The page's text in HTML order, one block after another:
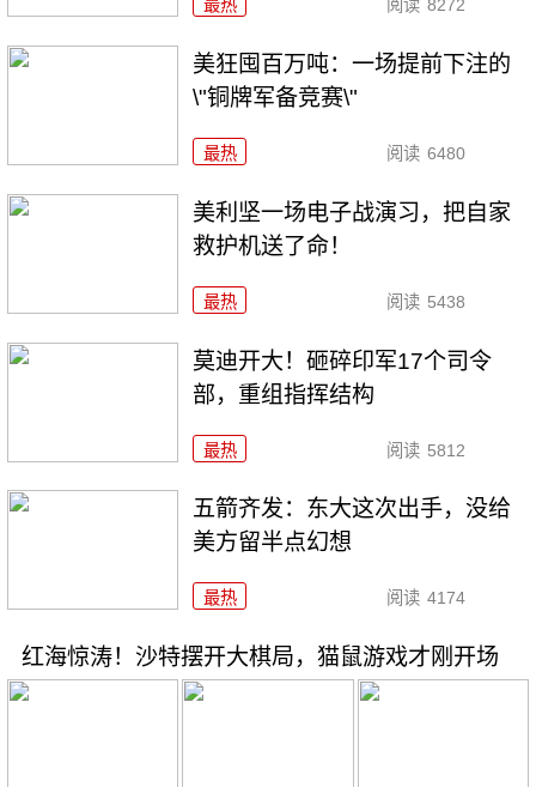
最热 阅读 8272
美狂囤百万吨：一场提前下注的
\"铜牌军备竞赛\"
最热 阅读 6480
美利坚一场电子战演习，把自家
救护机送了命！
最热 阅读 5438
莫迪开大！砸碎印军17个司令
部，重组指挥结构
最热 阅读 5812
五箭齐发：东大这次出手，没给
美方留半点幻想
最热 阅读 4174
红海惊涛！沙特摆开大棋局，猫鼠游戏才刚开场